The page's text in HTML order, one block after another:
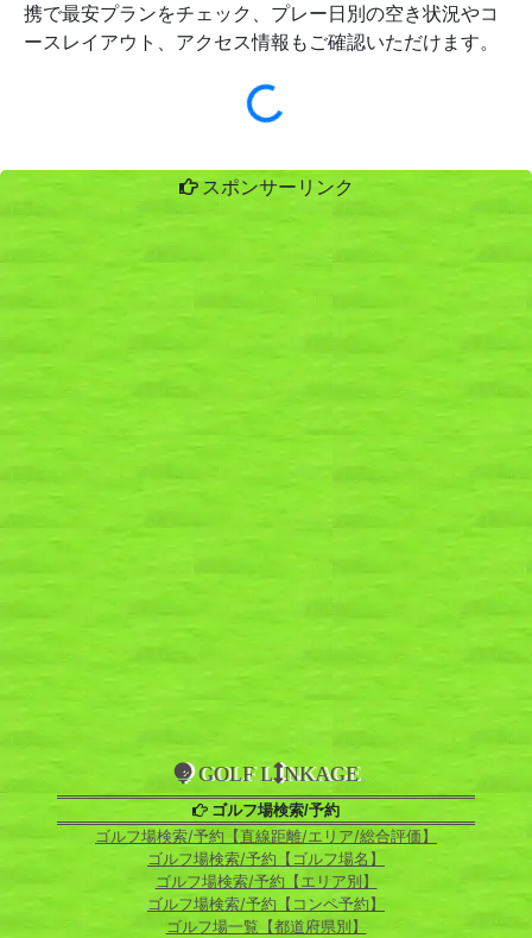
携で最安プランをチェック、プレー日別の空き状況やコ
ースレイアウト、アクセス情報もご確認いただけます。
スポンサーリンク
GOLF L NKAGE
ゴルフ場検索/予約
ゴルフ場検索/予約【直線距離/エリア/総合評価】
ゴルフ場検索/予約【ゴルフ場名】
ゴルフ場検索/予約【エリア別】
ゴルフ場検索/予約【コンペ予約】
ゴルフ場一覧【都道府県別】